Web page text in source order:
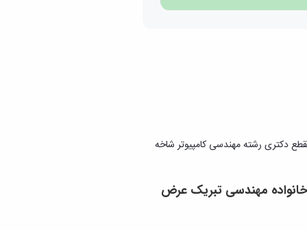
دکتری رشته مهندسی کامپیوتر شاخه
مهندسی تبریک عرض